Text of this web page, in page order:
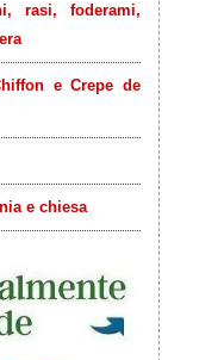
rasi, foderami,
e Crepe de
e chiesa